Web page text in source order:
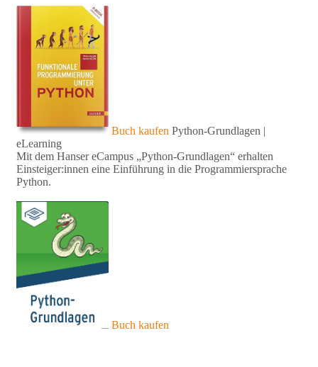
Buch kaufen Python-Grundlagen |
eLearning
Mit dem Hanser eCampus „Python-Grundlagen“ erhalten
Einsteiger:innen eine Einführung in die Programmiersprache
Python.
Buch kaufen